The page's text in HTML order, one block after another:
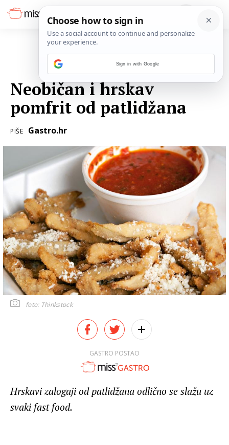
Neobičan i hrskav
pomfrit od patlidžana
PIŠE Gastro.hr
foto: Thinkstock
GASTRO POSTAO
Hrskavi zalogaji od patlidžana odlično se slažu uz
svaki fast food.
Sign in with Google